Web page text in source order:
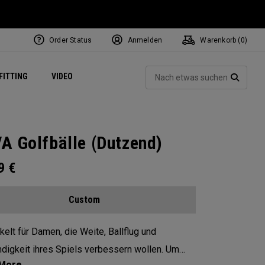
VIDEO Exclusive Mavrik Complete Sets
Exklusiv - Golfbälle
Women's Golf Balls
Exklusiv - Zubehör
Regional Performance Centers
Order Status Anmelden Warenkorb ( 0)
Golfbälle (Dutzend)
€
Custom
für Damen, die Weite, Ballflug und
ihres Spiels verbessern wollen. Um